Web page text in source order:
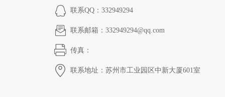
联系QQ：332949294
联系邮箱：332949294@qq.com
传真：
联系地址：苏州市工业园区中新大厦601室